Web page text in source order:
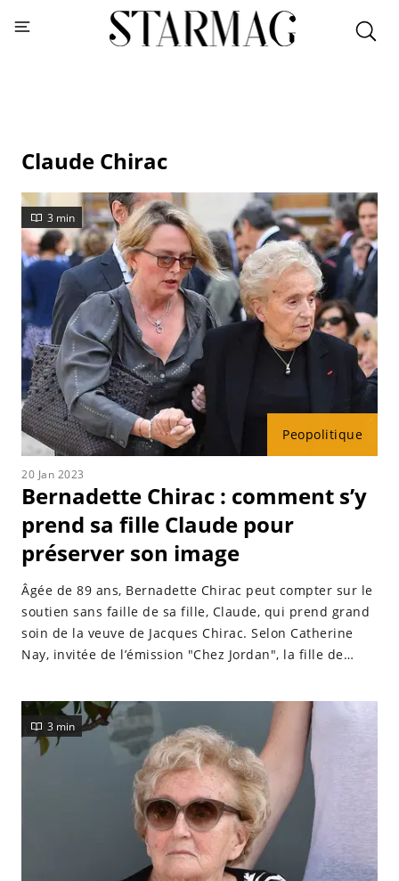
Claude Chirac
Peopolitique
3 min
20 Jan 2023
Bernadette Chirac : comment s’y
prend sa fille Claude pour
préserver son image
Âgée de 89 ans, Bernadette Chirac peut compter sur le
soutien sans faille de sa fille, Claude, qui prend grand
soin de la veuve de Jacques Chirac. Selon Catherine
Nay, invitée de l’émission "Chez Jordan", la fille de
que l’état de santé de sa mère ne soit pas dévoilé au
grand jour.
3 min